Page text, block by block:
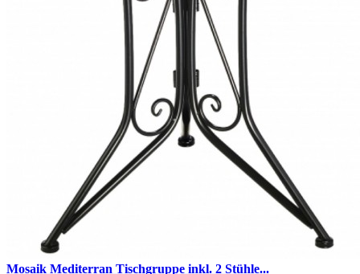
Mosaik Mediterran Tischgruppe inkl. 2 Stühle...